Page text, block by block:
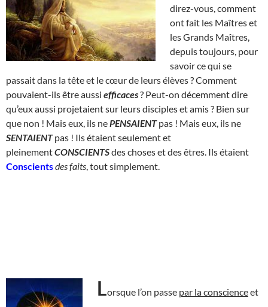
direz-vous, comment
ont fait les Maîtres et
les Grands Maîtres,
depuis toujours, pour
savoir ce qui se
passait dans la tête et le cœur de leurs élèves ? Comment
pouvaient-ils être aussi efficaces? Peut-on décemment dire
qu’eux aussi projetaient sur leurs disciples et amis ? Bien sur
que non ! Mais eux, ils ne PENSAIENTpas ! Mais eux, ils ne
SENTAIENTpas ! Ils étaient seulement et
pleinementCONSCIENTSdes choses et des êtres. Ils étaient
Conscientsdes faits , tout simplement.
Lorsque l’on passe par la conscienceet